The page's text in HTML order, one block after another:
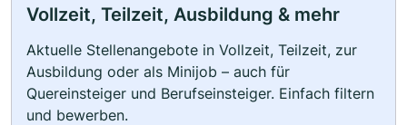
Vollzeit, Teilzeit, Ausbildung & mehr
Aktuelle Stellenangebote in Vollzeit, Teilzeit, zur
Ausbildung oder als Minijob – auch für
Quereinsteiger und Berufseinsteiger. Einfach filtern
und bewerben.